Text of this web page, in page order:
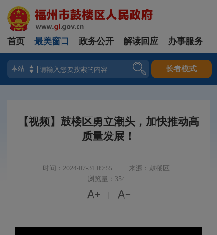
登录
首页 最美窗口 政务公开 解读回应 办事服务
长者模式
【视频】鼓楼区勇立潮头，加快推动高
质量发展！
时间：2024-07-31 09:55
来源：鼓楼区
浏览量：354
 